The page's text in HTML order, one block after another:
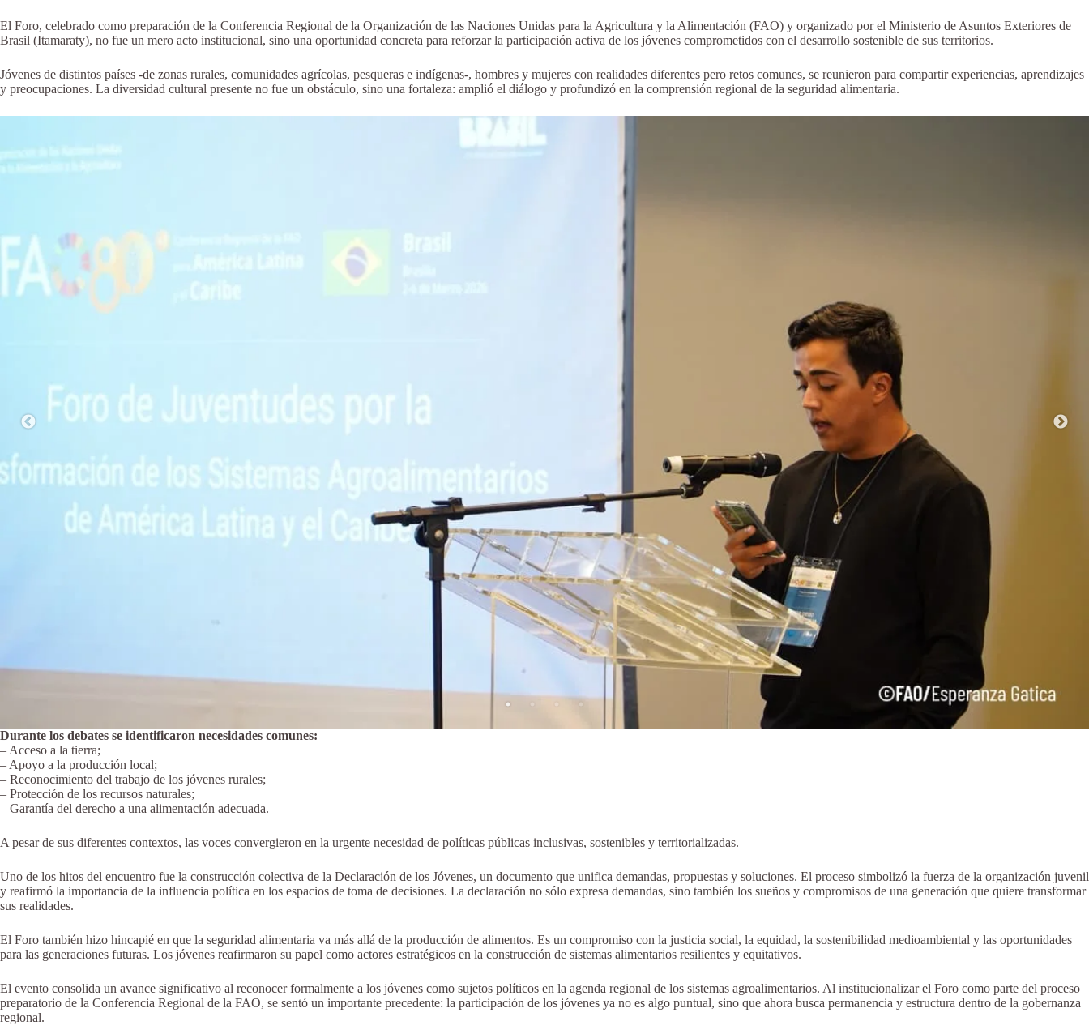
El Foro, celebrado como preparación de la Conferencia Regional de la Organización de las Naciones Unidas para la Agricultura y la Alimentación (FAO) y organizado por el Ministerio de Asuntos Exteriores de
Brasil (Itamaraty), no fue un mero acto institucional, sino una oportunidad concreta para reforzar la participación activa de los jóvenes comprometidos con el desarrollo sostenible de sus territorios.
Jóvenes de distintos países -de zonas rurales, comunidades agrícolas, pesqueras e indígenas-, hombres y mujeres con realidades diferentes pero retos comunes, se reunieron para compartir experiencias, aprendizajes
y preocupaciones. La diversidad cultural presente no fue un obstáculo, sino una fortaleza: amplió el diálogo y profundizó en la comprensión regional de la seguridad alimentaria.
Durante los debates se identificaron necesidades comunes:
– Acceso a la tierra;
– Apoyo a la producción local;
– Reconocimiento del trabajo de los jóvenes rurales;
– Protección de los recursos naturales;
– Garantía del derecho a una alimentación adecuada.
A pesar de sus diferentes contextos, las voces convergieron en la urgente necesidad de políticas públicas inclusivas, sostenibles y territorializadas.
Uno de los hitos del encuentro fue la construcción colectiva de la Declaración de los Jóvenes, un documento que unifica demandas, propuestas y soluciones. El proceso simbolizó la fuerza de la organización juvenil
y reafirmó la importancia de la influencia política en los espacios de toma de decisiones. La declaración no sólo expresa demandas, sino también los sueños y compromisos de una generación que quiere transformar
sus realidades.
El Foro también hizo hincapié en que la seguridad alimentaria va más allá de la producción de alimentos. Es un compromiso con la justicia social, la equidad, la sostenibilidad medioambiental y las oportunidades
para las generaciones futuras. Los jóvenes reafirmaron su papel como actores estratégicos en la construcción de sistemas alimentarios resilientes y equitativos.
El evento consolida un avance significativo al reconocer formalmente a los jóvenes como sujetos políticos en la agenda regional de los sistemas agroalimentarios. Al institucionalizar el Foro como parte del proceso
preparatorio de la Conferencia Regional de la FAO, se sentó un importante precedente: la participación de los jóvenes ya no es algo puntual, sino que ahora busca permanencia y estructura dentro de la gobernanza
regional.